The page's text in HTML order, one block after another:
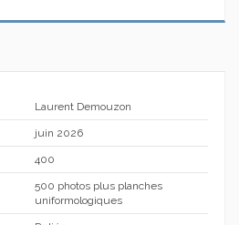
Laurent Demouzon
juin 2026
400
500 photos plus planches
uniformologiques